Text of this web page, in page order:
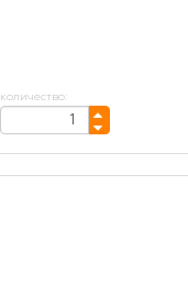
количество: